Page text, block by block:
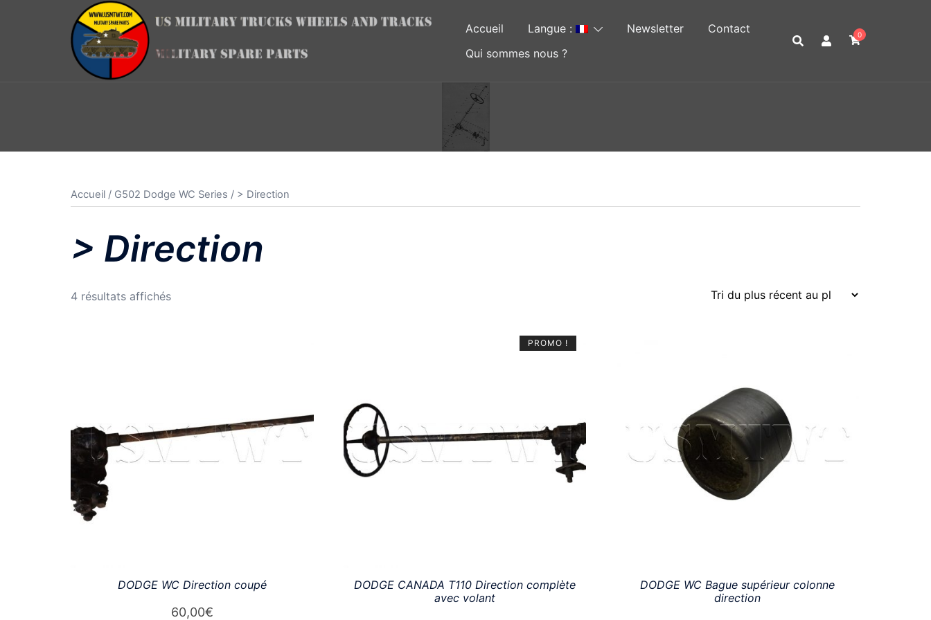
Accueil Langue : Newsletter
Contact
Qui sommes nous ?
0
Accueil / G502 Dodge WC Series / > Direction
> Direction
4 résultats affichésTrié
DODGE WC Direction coupé
60,00€
PROMO !
DODGE CANADA T110 Direction complète
avec volant
DODGE WC Bague supérieur colonne
direction